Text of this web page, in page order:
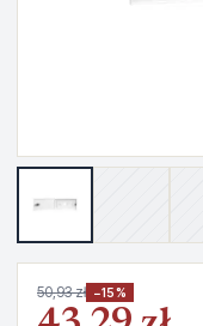
50,93 zł −15%